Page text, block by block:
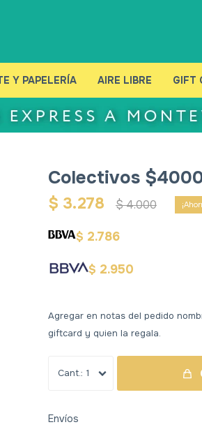
Y PAPELERÍA AIRE LIBRE GIFT
Colectivos
$ 3.278 $4.000
$ 2.786
$ 2.950
Agregar en notas del pedido
giftcard y quien la regala.
1
Envíos